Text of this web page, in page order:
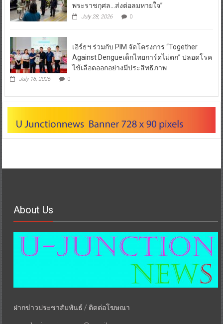
พระราชกุศล…ส่งต่อลมหายใจ”
July 28, 2026 0
เอิร์ธฯ ร่วมกับ PIM จัดโครงการ “Together
Against Dengueเด็กไทยการ์ดไม่ตก” ปลอดโรค
ไข้เลือดออกอย่างมีประสิทธิภาพ
July 16, 2026 0
About Us
ฝากข่าวประชาสัมพันธ์ / ติดต่อโฆษณา